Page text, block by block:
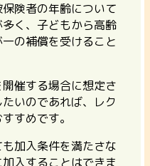
険者の年齢について
く、子どもから高齢
の補償を受けること
催する場合に想定さ
いのであれば、レク
すめです。
加入条件を満たさな
入することはできま